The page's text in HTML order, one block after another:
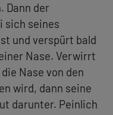
Dann der
sich seines
und verspürt bald
Nase. Verwirrt
Nase von den
wird, dann seine
darunter. Peinlich